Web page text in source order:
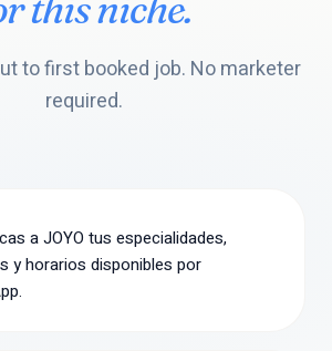
to first booked job. No marketer
required.
a JOYO tus especialidades,
y horarios disponibles por